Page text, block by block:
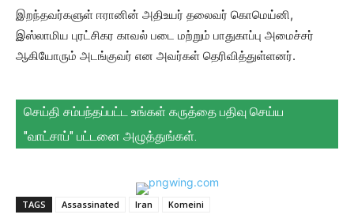
இறந்தவர்களுள் ஈரானின் அதிஉயர் தலைவர் கொமெய்னி,
இஸ்லாமிய புரட்சிகர காவல் படை மற்றும் பாதுகாப்பு அமைச்சர்
ஆகியோரும் அடங்குவர் என அவர்கள் தெரிவித்துள்ளனர்.
செய்தி சம்பந்தப்பட்ட உங்கள் கருத்தை பதிவு செய்ய
"வாட்சாப்" பட்டனை அழுத்துங்கள்.
TAGS Assassinated Iran Komeini